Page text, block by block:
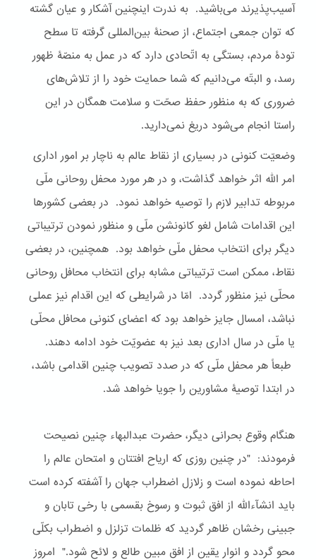
آسیب‌پذیرند می‌باشید. به ندرت اینچنین آشکار و عیان گشته
که توان جمعی اجتماع، از صحنۀ بین‌المللی گرفته تا سطح
تودۀ مردم، بستگی به اتّحادی دارد که در عمل به منصّۀ ظهور
رسد، و البتّه می‌دانیم که شما حمایت خود را از تلاش‌های
ضروری که به منظور حفظ صحّت و سلامت همگان در این
راستا انجام می‌شود دریغ نمی‌دارید.
وضعیّت کنونی در بسیاری از نقاط عالم به ناچار بر امور اداری
امر الله اثر خواهد گذاشت، و در هر مورد محفل روحانی ملّی
مربوطه تدابیر لازم را توصیه خواهد نمود. در بعضی کشورها
این اقدامات شامل لغو کانونشن ملّی و منظور نمودن ترتیباتی
دیگر برای انتخاب محفل ملّی خواهد بود. همچنین، در بعضی
نقاط، ممکن است ترتیباتی مشابه برای انتخاب محافل روحانی
محلّی نیز منظور گردد. امّا در شرایطی که این اقدام نیز عملی
نباشد، امسال جایز خواهد بود که اعضای کنونی محافل محلّی
یا ملّی در سال اداری بعد نیز به عضویّت خود ادامه دهند.
طبعاً هر محفل ملّی که در صدد تصویب چنین اقدامی باشد،
در ابتدا توصیۀ مشاورین را جویا خواهد شد.
هنگام وقوع بحرانی دیگر، حضرت عبدالبهاء چنین نصیحت
‌فرمودند: "در چنین روزی که اریاح افتتان و امتحان عالم را
احاطه نموده است و زلازل اضطراب جهان را آشفته کرده است
باید انشآءاللّه از افق ثبوت و رسوخ بقسمی با رخی تابان و
جبینی رخشان ظاهر گردید که ظلمات تزلزل و اضطراب بکلّی
محو گردد و انوار یقین از افق مبین طالع و لائح شود." امروز